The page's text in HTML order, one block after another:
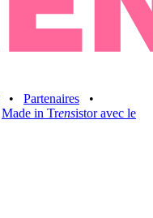
• Partenaires
•
Made in Trensistor avec le